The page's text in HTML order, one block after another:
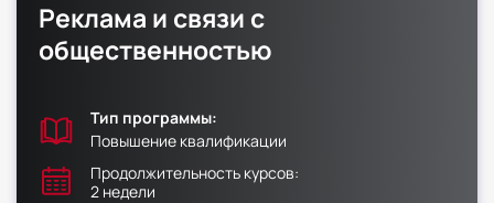
Способы оплаты
Поступающим
Контакты
Реклама и связи с
общественностью
Тип программы:
Повышение квалификации
Продолжительность курсов:
2 недели